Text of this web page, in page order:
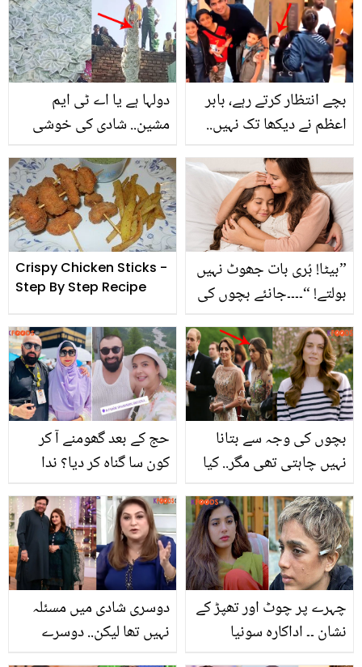
دولہا ہے یا اے ٹی ایم
مشین.. شادی کی خوشی
لیا؟ دلچسپ ویڈیو وائرل
بچے انتظار کرتے رہے، بابر
اعظم نے دیکھا تک نہیں..
کو کیسے ہنسایا؟
خوبصورت ویڈیو نے سب
کے دل جیت لیے
Crispy Chicken Sticks -
Step By Step Recipe
”بیٹا! بُری بات جھوٹ نہیں
بولتے! “۔۔۔۔جانئے بچوں کی
چھڑوانے کے چند طریقے!
حج کے بعد گھومنے آ کر
کون سا گناہ کر دیا؟ ندا
کرنے والوں پر الٹا برس
پڑے
بچوں کی وجہ سے بتانا
نہیں چاہتی تھی مگر.. کیا
شادی کر لی ہے؟ دو مہینے
غائب رہنے کے بعد شہزادی
کیٹ نے سچ بتادیا
دوسری شادی میں مسئلہ
نہیں تھا لیکن.. دوسرے
چہرے پر چوٹ اور تھپڑ کے
نشان ۔۔ اداکارہ سونیا